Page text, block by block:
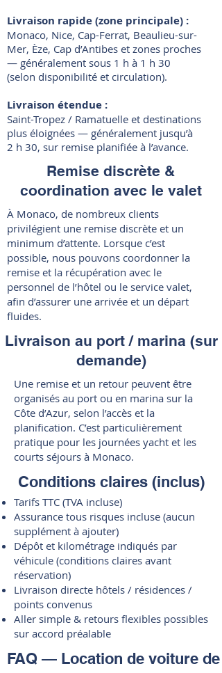
Livraison rapide (zone principale) :
Monaco, Nice, Cap-Ferrat, Beaulieu-sur-
Mer, Èze, Cap d’Antibes et zones proches
— généralement sous 1 h à 1 h 30
(selon disponibilité et circulation).
Livraison étendue :
Saint-Tropez / Ramatuelle et destinations
plus éloignées — généralement jusqu’à
2 h 30, sur remise planifiée à l’avance.
Remise discrète &
coordination avec le valet
À Monaco, de nombreux clients
privilégient une remise discrète et un
minimum d’attente. Lorsque c’est
possible, nous pouvons coordonner la
remise et la récupération avec le
personnel de l’hôtel ou le service valet,
afin d’assurer une arrivée et un départ
fluides.
Livraison au port / marina (sur
demande)
Une remise et un retour peuvent être
organisés au port ou en marina sur la
Côte d’Azur, selon l’accès et la
planification. C’est particulièrement
pratique pour les journées yacht et les
courts séjours à Monaco.
Conditions claires (inclus)
Tarifs TTC (TVA incluse)
Assurance tous risques incluse (aucun
supplément à ajouter)
Dépôt et kilométrage indiqués par
véhicule (conditions claires avant
réservation)
Livraison directe hôtels / résidences /
points convenus
Aller simple & retours flexibles possibles
sur accord préalable
FAQ — Location de voiture de